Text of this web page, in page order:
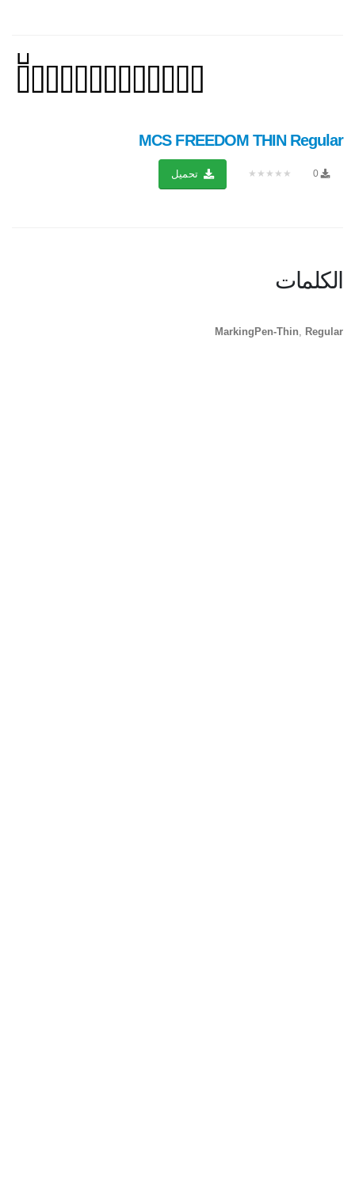
MCS FREEDOM THIN Regular
0
★★★★★ تحميل
الكلمات
MarkingPen-Thin Regular